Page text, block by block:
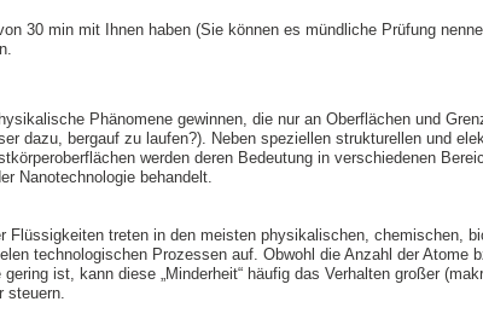
30 min mit Ihnen haben (Sie können es mündliche Prüfung
Phänomene gewinnen, die nur an Oberflächen und
dazu, bergauf zu laufen?). Neben speziellen strukturellen und
werden deren Bedeutung in verschiedenen
Nanotechnologie behandelt.
Flüssigkeiten treten in den meisten physikalischen, chemischen,
technologischen Prozessen auf. Obwohl die Anzahl der Atome
ist, kann diese „Minderheit“ häufig das Verhalten großer
steuern.